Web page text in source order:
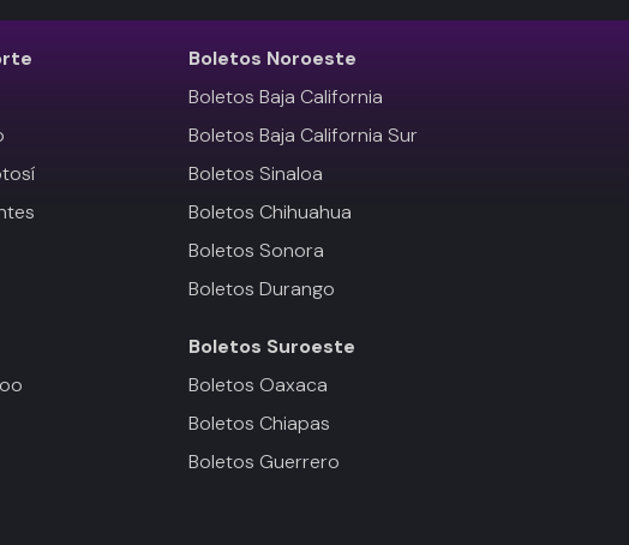
Boletos Noroeste
Boletos Baja California
Boletos Baja California Sur
Boletos Sinaloa
Boletos Chihuahua
Boletos Sonora
Boletos Durango
Boletos Suroeste
Boletos Oaxaca
Boletos Chiapas
Boletos Guerrero